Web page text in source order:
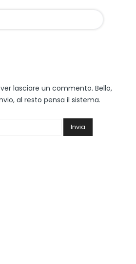
lasciare un commento. Bello,
al resto pensa il sistema.